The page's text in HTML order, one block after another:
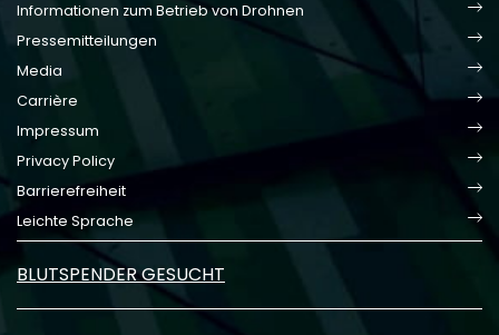
Informationen zum Betrieb von Drohnen
Pressemitteilungen
Media
Carrière
Impressum
Privacy Policy
Barrierefreiheit
Leichte Sprache
BLUTSPENDER GESUCHT